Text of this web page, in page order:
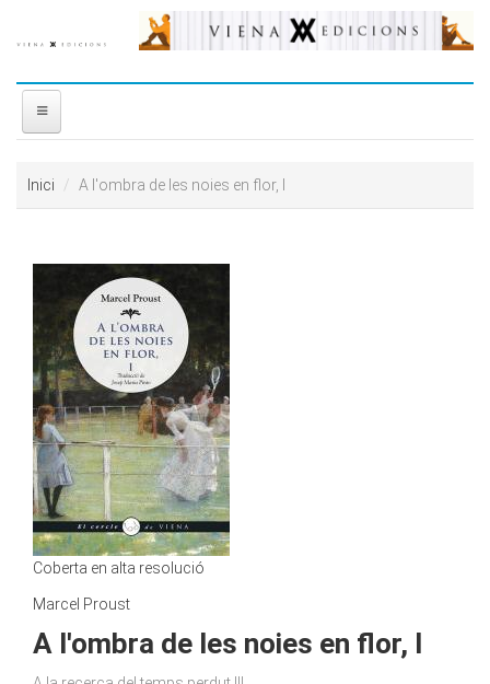
DISTRIBUÏDORA
PREMIS
CONTACTE
Inici A l'ombra de les noies en flor, I
Coberta en alta resolució
Marcel Proust
A l'ombra de les noies en flor, I